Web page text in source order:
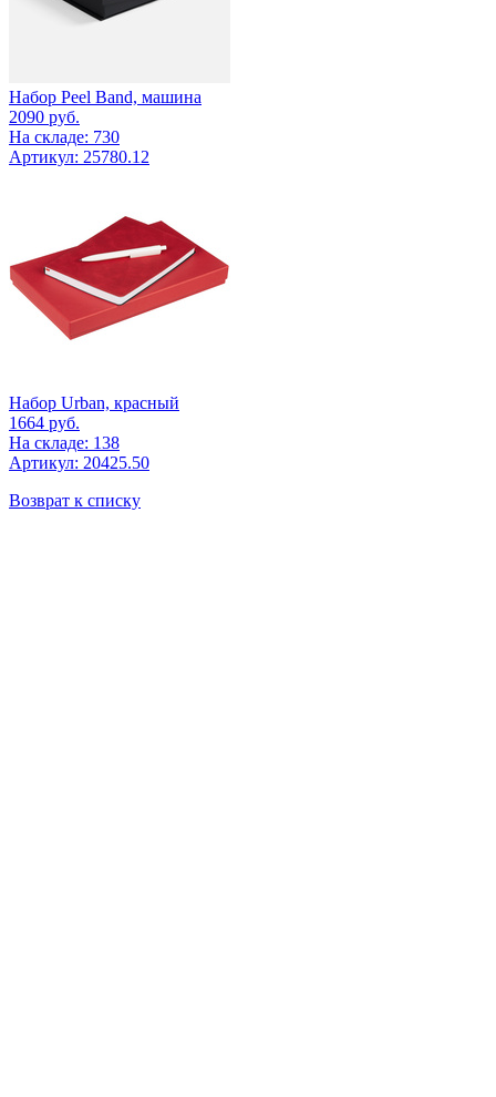
Набор Peel Band, машина
2090 руб.
На складе: 730
Артикул: 25780.12
Набор Urban, красный
1664 руб.
На складе: 138
Артикул: 20425.50
Возврат к списку